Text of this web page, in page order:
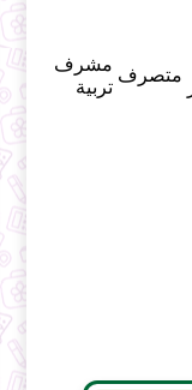
متصرف
مشرف
تربية